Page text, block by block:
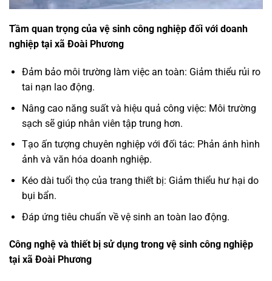
Tầm quan trọng của vệ sinh công nghiệp đối với doanh
nghiệp tại xã Đoài Phương
Đảm bảo môi trường làm việc an toàn: Giảm thiểu rủi ro
tai nạn lao động.
Nâng cao năng suất và hiệu quả công việc: Môi trường
sạch sẽ giúp nhân viên tập trung hơn.
Tạo ấn tượng chuyên nghiệp với đối tác: Phản ánh hình
ảnh và văn hóa doanh nghiệp.
Kéo dài tuổi thọ của trang thiết bị: Giảm thiểu hư hại do
bụi bẩn.
Đáp ứng tiêu chuẩn về vệ sinh an toàn lao động.
Công nghệ và thiết bị sử dụng trong vệ sinh công nghiệp
tại xã Đoài Phương